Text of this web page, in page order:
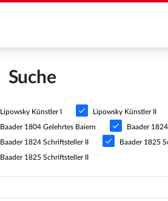
Suche
Lipowsky Künstler I Lipowsky Künstler II
Baader 1804 Gelehrtes Baiern Baader
Baader 1824 Schriftsteller II Baader 1825
Baader 1825 Schriftsteller II